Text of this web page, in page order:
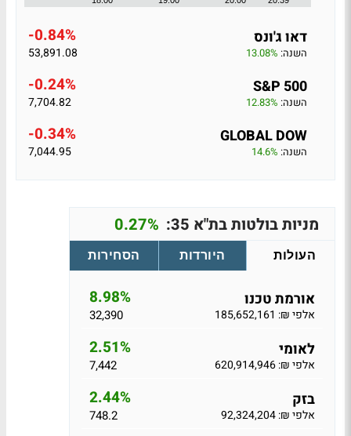
דאו ג'ונס -0.84%
השנה: 13.08%
53,891.08
S&P 500
-0.24%
השנה: 12.83%
7,704.82
GLOBAL DOW
-0.34%
השנה: 14.6%
7,044.95
מניות בולטות בת"א 35: 0.27%
העולות היורדות הסחירות
אורמת טכנו 8.98%
אלפי ₪: 185,652,161 32,390
לאומי 2.51%
אלפי ₪: 620,914,946 7,442
בזק 2.44%
אלפי ₪: 92,324,204 748.2